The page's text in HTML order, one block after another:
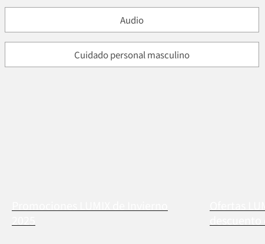
Audio
Cuidado personal masculino